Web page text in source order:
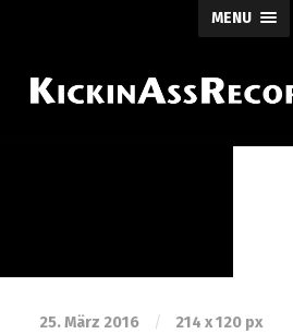
MENU
25. März 2016 / 214 x120 px